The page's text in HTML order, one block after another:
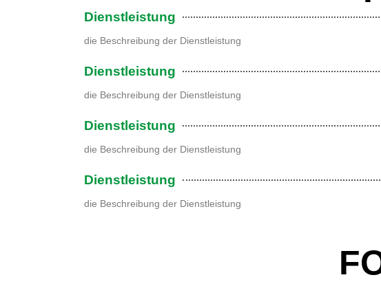
Dienstleistung
die Beschreibung der Dienstleistung
Dienstleistung
die Beschreibung der Dienstleistung
Dienstleistung
die Beschreibung der Dienstleistung
Dienstleistung
die Beschreibung der Dienstleistung